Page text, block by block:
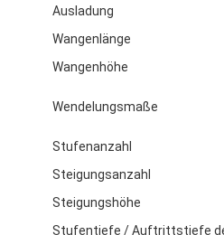
Ausladung
Wangenlänge
Wangenhöhe
Wendelungsmaße
Stufenanzahl
Steigungsanzahl
Steigungshöhe
Stufentiefe / Auftrittstiefe